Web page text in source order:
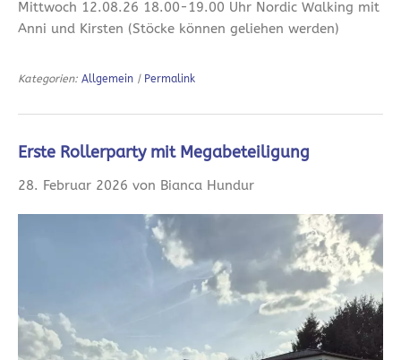
Mittwoch 12.08.26 18.00-19.00 Uhr Nordic Walking mit
Anni und Kirsten (Stöcke können geliehen werden)
Kategorien: Allgemein | Permalink
Erste Rollerparty mit Megabeteiligung
28. Februar 2026 von Bianca Hundur